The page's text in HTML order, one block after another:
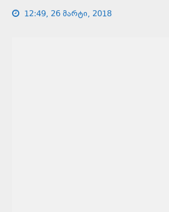
12:49, 26 მარტი, 2018